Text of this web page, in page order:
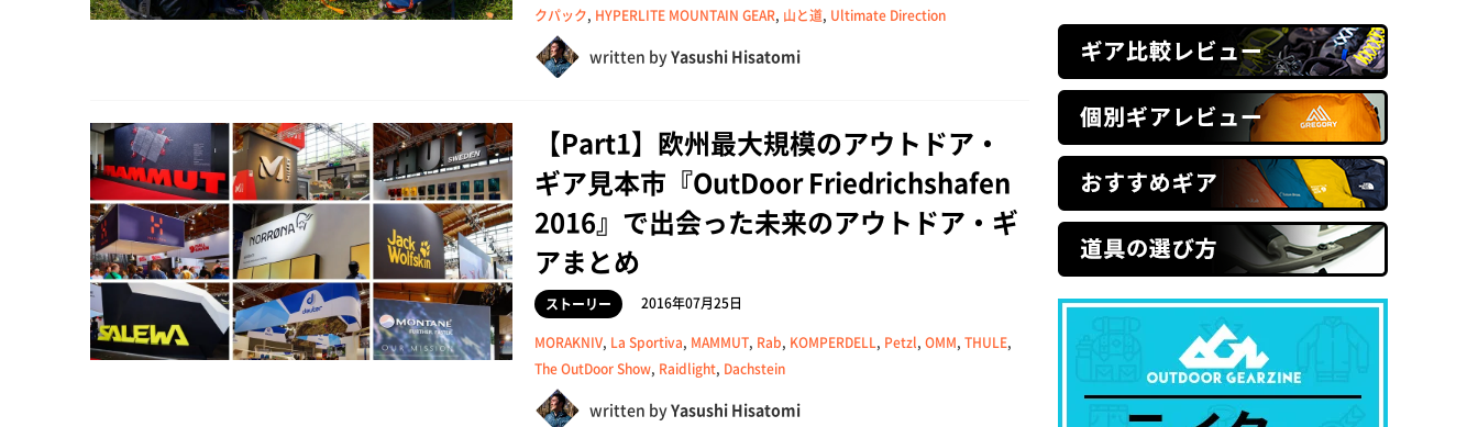
クパック, HYPERLITE MOUNTAIN GEAR, 山と道, Ultimate Direction
written byYasushi Hisatomi
【Part1】欧州最大規模のアウトドア・
ギア見本市『OutDoor Friedrichshafen
2016』で出会った未来のアウトドア・ギ
アまとめ
ストーリー
2016年07月25日
MORAKNIV, La Sportiva, MAMMUT, Rab, KOMPERDELL, Petzl, OMM, THULE,
The OutDoor Show, Raidlight, Dachstein
written byYasushi Hisatomi